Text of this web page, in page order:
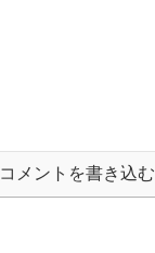
コメントを書き込む